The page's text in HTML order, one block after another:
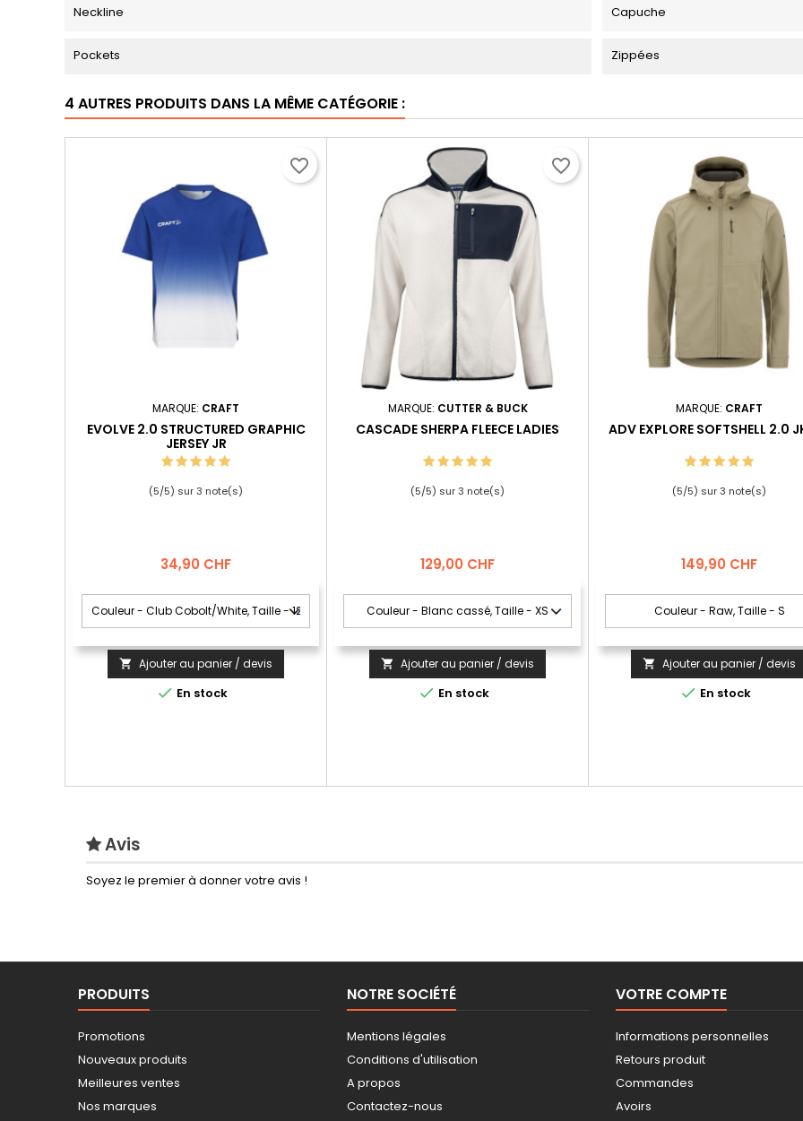
Neckline Capuche
Pockets Zippées
4 AUTRES PRODUITS DANS LA MÊME CATÉGORIE :
MARQUE: CRAFT
EVOLVE 2.0 STRUCTURED GRAPHIC
JERSEY JR
(5/5) sur3 note(s)
Prix
34,90 CHF
 Ajouter au panier / devis
 En stock
favorite_border
MARQUE: CUTTER & BUCK
CASCADE SHERPA FLEECE LADIES
(5/5) sur3 note(s)
Prix
129,00 CHF
 Ajouter au panier / devis
 En stock
favorite_border
MARQUE: CRAFT
ADV EXPLORE SOFTSHELL 2.0
(5/5) sur3 note(s)
Prix
149,90 CHF
 Ajouter au panier / devis
 En stock
Avis
Soyez le premier à donner votre avis !
PRODUITS
Promotions
Nouveaux produits
Meilleures ventes
Nos marques
NOTRE SOCIÉTÉ
Mentions légales
Conditions d'utilisation
A propos
Contactez-nous
VOTRE COMPTE
Informations personnelles
Retours produit
Commandes
Avoirs